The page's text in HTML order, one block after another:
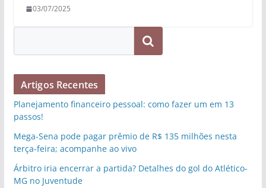
03/07/2025
Pesquisar
Artigos Recentes
Planejamento financeiro pessoal: como fazer um em 13
passos!
Mega-Sena pode pagar prêmio de R$ 135 milhões nesta
terça-feira; acompanhe ao vivo
Árbitro iria encerrar a partida? Detalhes do gol do Atlético-
MG no Juventude